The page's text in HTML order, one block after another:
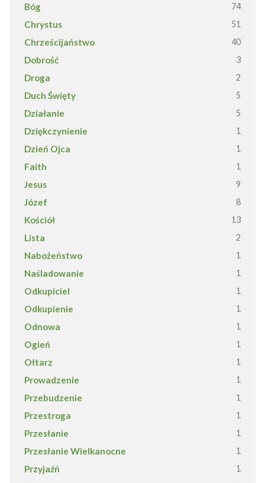
Bóg 74
Chrystus 51
Chrześcijaństwo 40
Dobrość 3
Droga 2
Duch Święty 5
Działanie 5
Dziękczynienie 1
Dzień Ojca 1
Faith 1
Jesus 9
Józef 8
Kościół 13
Lista 2
Nabożeństwo 1
Naśladowanie 1
Odkupiciel 1
Odkupienie 1
Odnowa 1
Ogień 1
Ołtarz 1
Prowadzenie 1
Przebudzenie 1
Przestroga 1
Przesłanie 1
Przesłanie Wielkanocne 1
Przyjaźń 1